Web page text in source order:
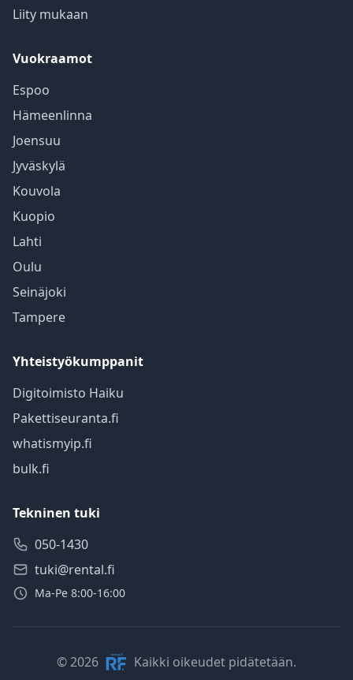
Liity mukaan
Vuokraamot
Espoo
Hämeenlinna
Joensuu
Jyväskylä
Kouvola
Kuopio
Lahti
Oulu
Seinäjoki
Tampere
Yhteistyökumppanit
Digitoimisto Haiku
Pakettiseuranta.fi
whatismyip.fi
bulk.fi
Tekninen tuki
050-1430
tuki@rental.fi
Ma-Pe 8:00-16:00
© 2026 Kaikki oikeudet pidätetään.